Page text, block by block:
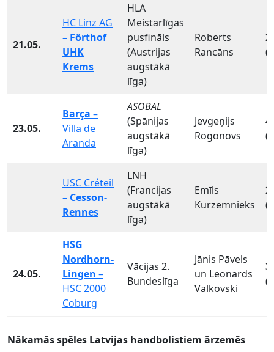
21.05.
HC Linz AG
– Förthof
UHK
Krems
HLA
Meistarlīgas
pusfināls
(Austrijas
augstākā
līga)
Roberts
Rancāns
23.05.
Barça –
Villa de
Aranda
ASOBAL
(Spānijas
augstākā
līga)
Jevgeņijs
Rogonovs
USC Créteil
– Cesson-
Rennes
LNH
(Francijas
augstākā
līga)
Emīls
Kurzemnieks
24.05.
HSG
Nordhorn-
Lingen –
HSC 2000
Coburg
Vācijas 2.
Bundeslīga
Jānis Pāvels
un Leonards
Valkovski
Nākamās spēles Latvijas handbolistiem ārzemēs